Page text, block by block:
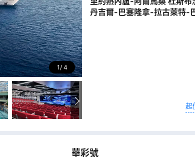
1 4
丹吉爾-巴塞隆拿-拉古萊特-
起
華彩號